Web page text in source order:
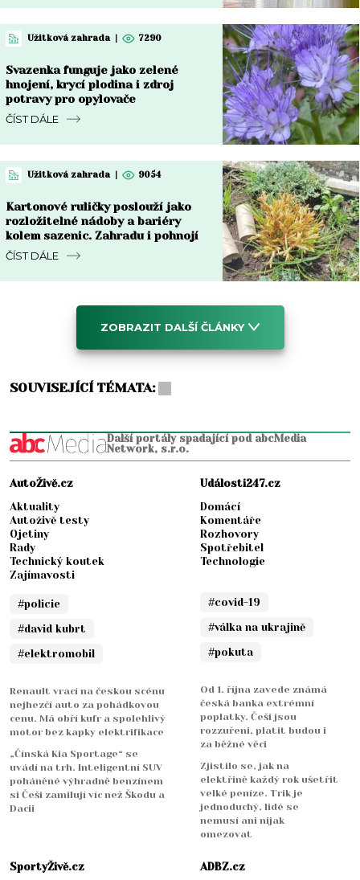
Užitková zahrada 7290
Svazenka funguje jako zelené
hnojení, krycí plodina i zdroj
potravy pro opylovače
ČÍST DÁLE
Užitková zahrada 9054
Kartonové ruličky poslouží jako
rozložitelné nádoby a bariéry
kolem sazenic. Zahradu i pohnojí
ČÍST DÁLE
ZOBRAZIT DALŠÍ ČLÁNKY
SOUVISEJÍCÍ TÉMATA:
Další portály spadající pod abcMedia
Network, s.r.o.
AutoŽivě.cz
Aktuality
Autoživě testy
Ojetiny
Rady
Technický koutek
Zajímavosti
#policie
#david kubrt
#elektromobil
Renault vrací na českou scénu
nejhezčí auto za pohádkovou
cenu. Má obří kufr a spolehlivý
motor bez kapky elektrifikace
„Čínská Kia Sportage“ se
uvádí na trh. Inteligentní SUV
poháněné výhradně benzínem
si Češi zamilují víc než Škodu a
Dacii
Události247.cz
Domácí
Komentáře
Rozhovory
Spotřebitel
Technologie
#covid-19
#válka na ukrajině
#pokuta
Od 1. října zavede známá
česká banka extrémní
poplatky. Češi jsou
rozzuřeni, platit budou i
za běžné věci
Zjistilo se, jak na
elektřině každý rok ušetřit
velké peníze. Trik je
jednoduchý, lidé se
nemusí ani nijak
omezovat
SportyŽivě.cz
ADBZ.cz